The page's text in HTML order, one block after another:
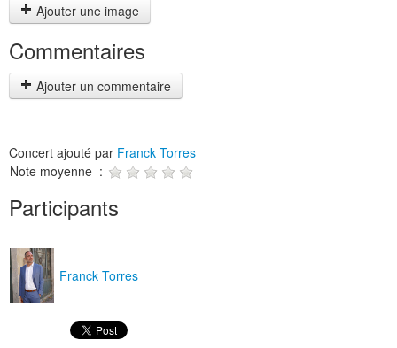
Ajouter une image
Commentaires
Ajouter un commentaire
Concert ajouté par Franck Torres
Note moyenne :
Participants
Franck Torres